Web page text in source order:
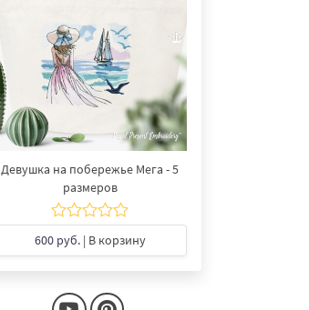
Девушка на побережье Мега - 5
размеров
600 руб.| В корзину